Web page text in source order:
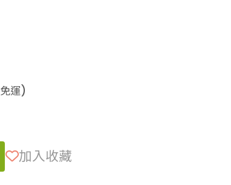
免運)
加入收藏